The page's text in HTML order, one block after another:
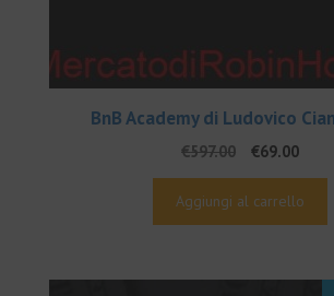
BnB Academy di Ludovico
€597.00
Il
prezzo
originale
€69.00Il
Aggiungi al carrello